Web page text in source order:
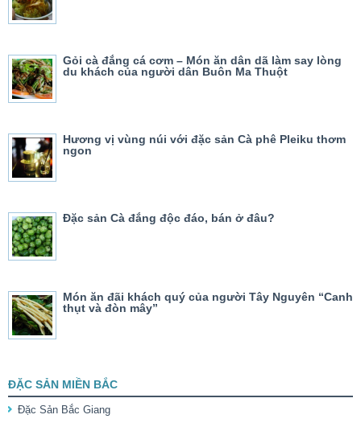
Gỏi cà đắng cá cơm – Món ăn dân dã làm say lòng
du khách của người dân Buôn Ma Thuột
Hương vị vùng núi với đặc sản Cà phê Pleiku thơm
ngon
Đặc sản Cà đắng độc đáo, bán ở đâu?
Món ăn đãi khách quý của người Tây Nguyên “Canh
thụt và đòn mây”
ĐẶC SẢN MIỀN BẮC
Đặc Sản Bắc Giang